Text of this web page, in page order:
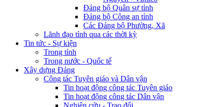
Đảng bộ Quân sự tỉnh
Đảng bộ Công an tỉnh
Các Đảng bộ Phường, Xã
Lãnh đạo tỉnh qua các thời kỳ
Tin tức - Sự kiện
Trong tỉnh
Trong nước - Quốc tế
Xây dựng Đảng
Công tác Tuyên giáo và Dân vận
Tin hoạt động công tác Tuyên giáo
Tin hoạt động công tác Dân vận
Nghiên cứu - Trao đổi